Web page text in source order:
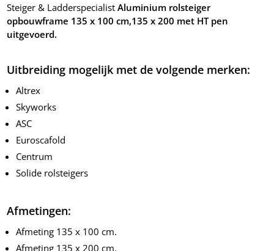
Steiger & LadderspecialistAluminium rolsteiger
opbouwframe 135 x 100 cm,135 x 200 met HT pen
uitgevoerd.
Uitbreiding mogelijk met de volgende merken:
Altrex
Skyworks
ASC
Euroscafold
Centrum
Solide rolsteigers
Afmetingen:
Afmeting 135 x 100 cm.
Afmeting 135 x 200 cm.